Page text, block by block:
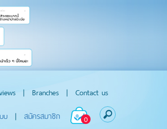
| Branches | Contact us
0
บ | สมัครสมาชิก